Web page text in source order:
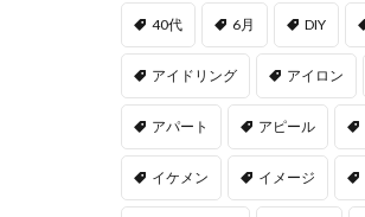
40代 6月 DIY
アイドリング アイロン
アパート アピール
イケメン イメージ